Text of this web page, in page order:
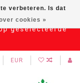
geselecteerde
EUR
verbeteren. Is dat
cookies »